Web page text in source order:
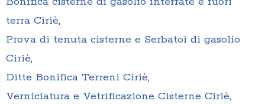
terra Ciriè,
Prova di tenuta cisterne e Serbatoi di gasolio
Ciriè,
Ditte Bonifica Terreni Ciriè,
Verniciatura e Vetrificazione Cisterne Ciriè,